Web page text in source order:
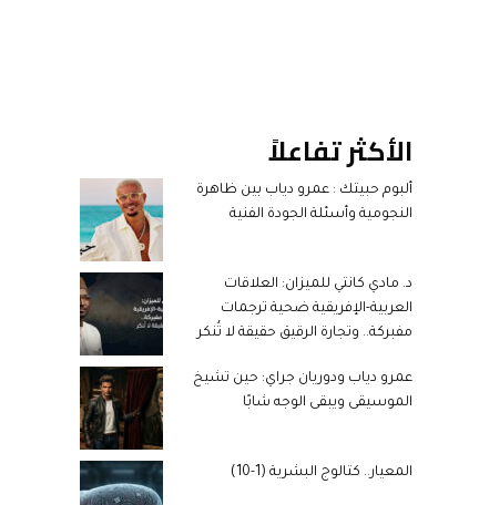
الأكثر تفاعلاً
ألبوم حبيتك : عمرو دياب بين ظاهرة
النجومية وأسئلة الجودة الفنية
د. مادي كانتي للميزان: العلاقات
العربية-الإفريقية ضحية ترجمات
مفبركة.. وتجارة الرقيق حقيقة لا تُنكر
عمرو دياب ودوريان جراي: حين تشيخ
الموسيقى ويبقى الوجه شابًا
المعيار.. كتالوج البشرية (1-10)